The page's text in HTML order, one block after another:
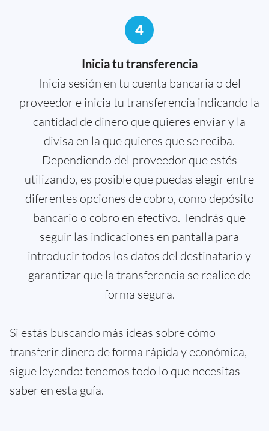
4
Inicia tu transferencia
Inicia sesión en tu cuenta bancaria o del
proveedor e inicia tu transferencia indicando la
cantidad de dinero que quieres enviar y la
divisa en la que quieres que se reciba.
Dependiendo del proveedor que estés
utilizando, es posible que puedas elegir entre
diferentes opciones de cobro, como depósito
bancario o cobro en efectivo. Tendrás que
seguir las indicaciones en pantalla para
introducir todos los datos del destinatario y
garantizar que la transferencia se realice de
forma segura.
Si estás buscando más ideas sobre cómo
transferir dinero de forma rápida y económica,
sigue leyendo: tenemos todo lo que necesitas
saber en esta guía.